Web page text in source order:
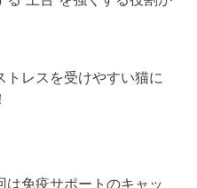
トレスを受けやすい猫に
は免疫サポートのキャッ